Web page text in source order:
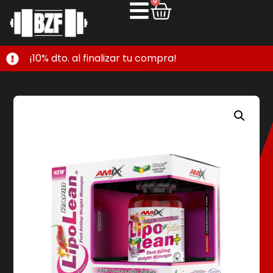
¡10% dto. al finalizar tu compra!